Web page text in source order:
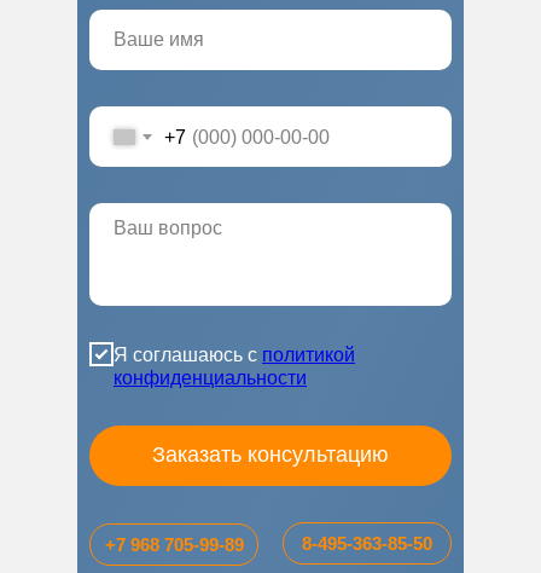
+7
Я соглашаюсь с политикой
конфиденциальности
Заказать консультацию
+7 968 705-99-89 8-495-363-85-50